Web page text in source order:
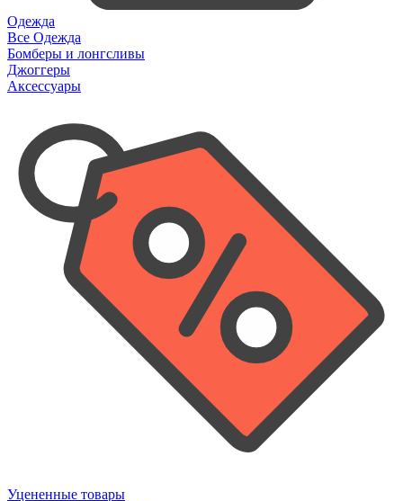
Одежда
Все Одежда
Бомберы и лонгсливы
Джоггеры
Аксессуары
Уцененные товары